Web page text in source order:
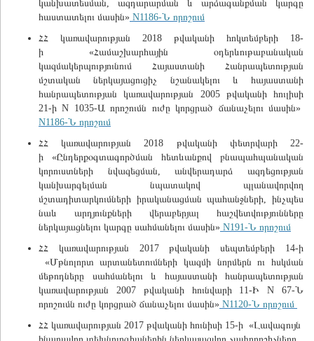
կանխատեսման, ազդարարման և արձագանքման կարգը
հաստատելու մասին» N1186-Ն որոշում
ՀՀ կառավարության 2018 թվականի հոկտեմբերի 18-
ի «Համաշխարհային օդերևութաբանական
կազմակերպությունում Հայաստանի Հանրապետության
մշտական ներկայացուցիչ նշանակելու և հայաստանի
հանրապետության կառավարության 2005 թվականի հուլիսի
21-ի N 1035-Ա որոշումն ուժը կորցրած ճանաչելու մասին»
N1186-Ն որոշում
ՀՀ կառավարության 2018 թվականի փետրվարի 22-
ի «Ընդերքօգտագործման հետևանքով բնապահպանական
կորուստների նվազեցման, անվերադարձ ազդեցության
կանխարգելման նպատակով պլանավորվող
մշտադիտարկումների իրականացման պահանջների, ինչպես
նաև արդյունքների վերաբերյալ հաշվետվությունները
ներկայացնելու կարգը սահմանելու մասին» N191-Ն որոշում
ՀՀ կառավարության 2017 թվականի սեպտեմբերի 14-ի
«Մթնոլորտ արտանետումների կազմի նորմերն ու հսկման
մեթոդները սահմանելու և հայաստանի հանրապետության
կառավարության 2007 թվականի հունվարի 11-Ի N 67-Ն
որոշումն ուժը կորցրած ճանաչելու մասին» N1120-Ն որոշում
ՀՀ կառավարության 2017 թվականի հունիսի 15-ի «Լավագույն